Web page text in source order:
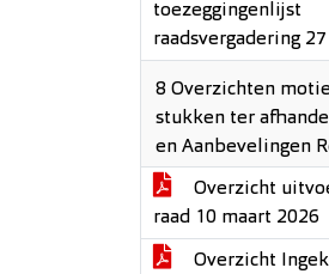
toezeggingenlijst
raadsvergadering
8 Overzichten
stukken ter
en Aanbevelingen
Overzicht
raad 10 maart 2026
Overzicht